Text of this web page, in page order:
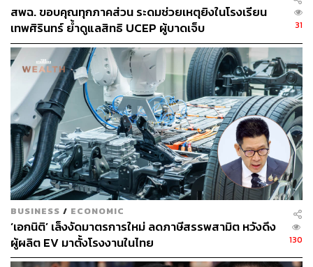
พร้อมกันนี้ ศ.ดร.ยศชนัน ยังได้อธิบายถึงแก่นแท้ของคำว่า
“สุภาพบุรุษสวนกุหลาบ” ที่เพิ่งจะเข้าใจอย่างถ่องแท้และนำ
มายึดถือเป็นแนวทางในการดำเนินชีวิต โดยเฉพาะในช่วงที่
ต้องลงสนามแข่งขันทางการเมือง ซึ่งต้องอาศัยการต่อสู้ด้วย
ความสามารถและการแข่งขันอย่างตรงไปตรงมา “เราจะทำ
อะไร เราไปข้างหน้า เราขึ้นไปได้แต่เราจะไม่เหยียบใครลง
อาจจะไม่ได้ดีกับเรา 100% ถ้าทำแบบนี้ เราอาจจะต้องวิ่งมาก
ขึ้น แต่ผมว่าไม่เป็นไร”
ในช่วงท้าย ศ.ดร.ยศชนัน กล่าวถึงวิสัยทัศน์ด้านการศึกษา
โดยมุ่งหวังที่จะเปลี่ยนห้องเรียนจากกรอบสี่เหลี่ยมเดิมๆ ให้
กลายเป็นพื้นที่แห่งการปฏิบัติจริง เพื่อสร้างแรงบันดาลใจให้
กับเยาวชน ก่อนให้คำมั่นสัญญาว่าจะตั้งใจทำงานอย่างเต็มที่
ให้คุ้มค่ากับภาษีที่ประชาชนมอบให้ เพื่อสร้างความมั่นคง
และขับเคลื่อนประเทศไทยให้ก้าวไปข้างหน้าร่วมกับทุกคน
สพฉ. ขอบคุณทุกภาคส่วน ระดมช่วยเหตุยิงในโรงเรียน
เทพศิรินทร์ ย้ำดูแลสิทธิ UCEP ผู้บาดเจ็บ
31
BUSINESS / ECONOMIC
‘เอกนิติ’ เล็งงัดมาตรการใหม่ ลดภาษีสรรพสามิต หวังดึง
ผู้ผลิต EV มาตั้งโรงงานในไทย
130